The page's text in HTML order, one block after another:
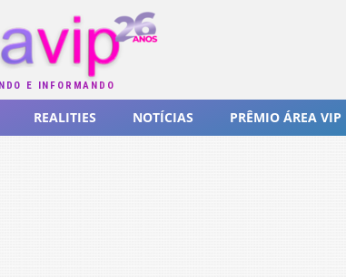
E INFORMANDO
REALITIES NOTÍCIAS PRÊMIO ÁREA VIP